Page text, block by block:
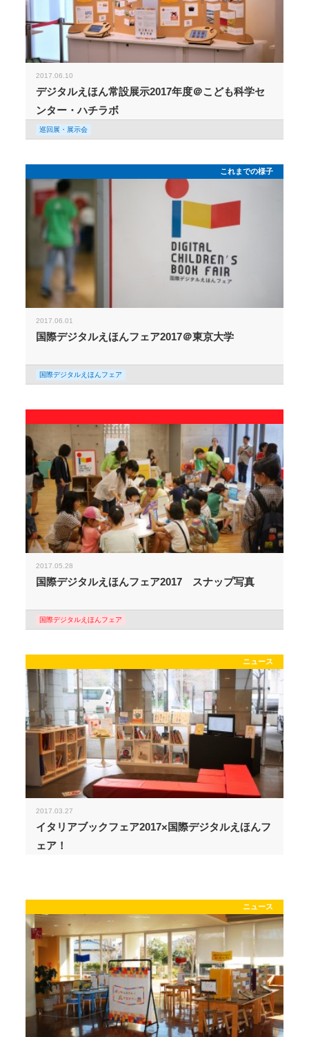
2017.06.10
デジタルえほん常設展示2017年度＠こども科学セ
ンター・ハチラボ
巡回展・展示会
これまでの様子
2017.06.01
国際デジタルえほんフェア2017＠東京大学
国際デジタルえほんフェア
2017.05.28
国際デジタルえほんフェア2017 スナップ写真
国際デジタルえほんフェア
ニュース
2017.03.27
イタリアブックフェア2017×国際デジタルえほんフ
ェア！
ニュース